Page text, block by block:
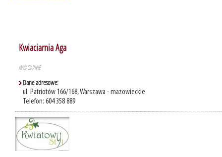
Kwiaciarnia Aga
KWIACIARNIE
Dane adresowe:
ul. Patriotów 166/168, Warszawa - mazowieckie
Telefon: 604 358 889